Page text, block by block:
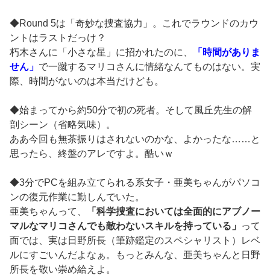
◆Round 5は「奇妙な捜査協力」。これでラウンドのカウ
ントはラストだっけ？
朽木さんに「小さな星」に招かれたのに、
「時間がありま
せん」 で一蹴するマリコさんに情緒なんてものはない。実
際、時間がないのは本当だけども。
◆始まってから約50分で初の死者。そして風丘先生の解
剖シーン（省略気味）。
ああ今回も無茶振りはされないのかな、よかったな……と
思ったら、終盤のアレですよ。酷いｗ
◆3分でPCを組み立てられる系女子・亜美ちゃんがパソコ
ンの復元作業に勤しんでいた。
亜美ちゃんって、
「科学捜査においては全面的にアブノー
マルなマリコさんでも敵わないスキルを持っている」
って
面では、実は日野所長（筆跡鑑定のスペシャリスト）レベ
ルにすごいんだよなぁ。もっとみんな、亜美ちゃんと日野
所長を敬い崇め給えよ。